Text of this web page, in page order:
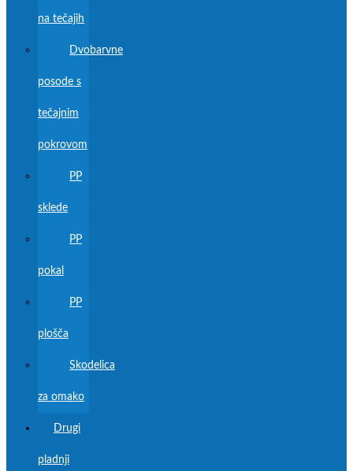
na tečajih
Dvobarvne
posode s
tečajnim
pokrovom
PP
sklede
PP
pokal
PP
plošča
Skodelica
za omako
Drugi
pladnji